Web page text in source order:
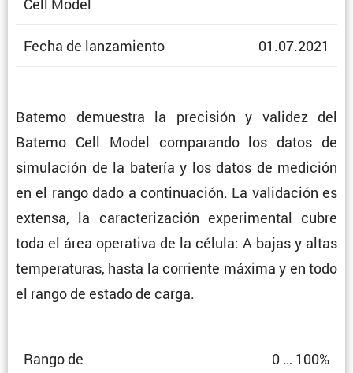
Fecha de lanzamiento 01.07.2021
Batemo demuestra la preci­sión y validez del
Batemo Cell Model compa­rando los datos de
simula­ción de la batería y los datos de medición
en el rango dado a conti­nua­ción. La valida­ción es
extensa, la carac­te­ri­za­ción experi­mental cubre
toda el área opera­tiva de la célula: A bajas y altas
tempe­ra­turas, hasta la corriente máxima y en todo
el rango de estado de carga.
Rango de
0 … 100%